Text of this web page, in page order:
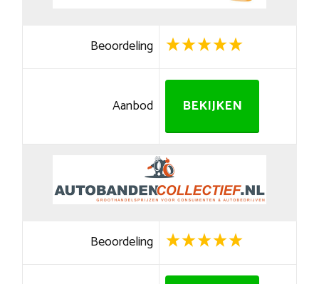
Beoordeling
Aanbod BEKIJKEN
Beoordeling